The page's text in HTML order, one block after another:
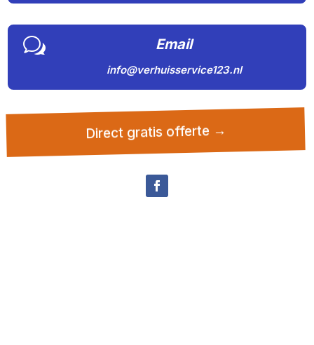
w Email
info@verhuisservice123.nl
Direct gratis offerte →